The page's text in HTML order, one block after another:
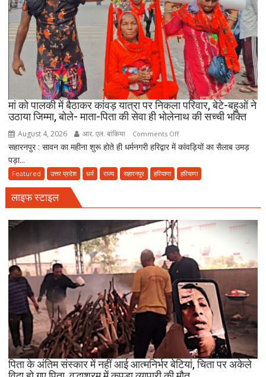
हिन्द
की
अपील,
‘अपने
मोहल्ले
की
मस्जिद
में
पढ़ें
नमाज,
ही
मां को पालकी में बैठाकर कांवड़ यात्रा पर निकला परिवार, बेटे-बहुओं ने
उठाया जिम्मा, बोले- माता-पिता की सेवा ही भोलेनाथ की सच्ची भक्ति
August 4, 2026 आर. एल. बांकिया Comments Offon
मां
पालकी
निकला
परिवार,
बहुओं
ने
उठाया
जिम्मा,
बोले-
माता-
पिता
सहारनपुर : सावन का महीना शुरू होते ही धर्मनगरी हरिद्वार में कांवड़ियों का सैलाब उमड़
पड़ा...
Featured उत्तर प्रदेश धर्म राज्य सहारनपुर हरियाणा हरियाणा
लाइफ स्टाइल
पिता के अंतिम संस्कार में नहीं आई आत्मनिर्भर बेटियां, चिता पर अकेले